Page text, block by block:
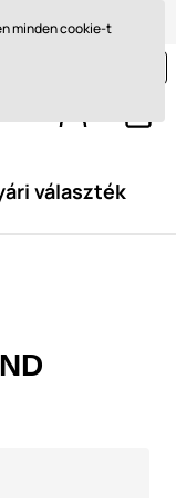
Ft - HU
választék
minden cookie-t